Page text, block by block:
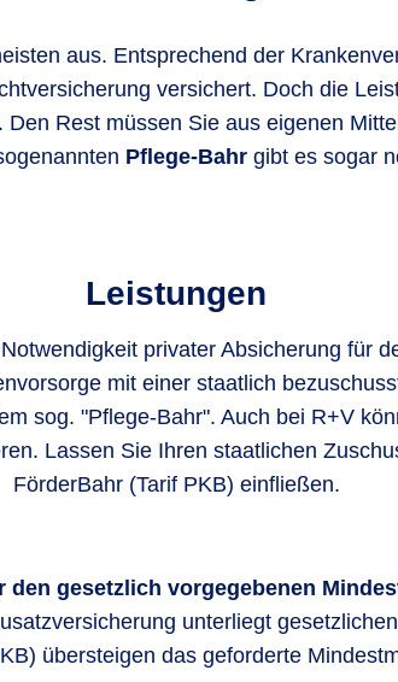
aus. Entsprechend der
versichert. Doch die
Rest müssen Sie aus eigenen
Pflege-Bahr gibt es sogar
Leistungen
privater Absicherung für
mit einer staatlich
sog. "Pflege-Bahr". Auch bei R+V
Lassen Sie Ihren staatlichen
FörderBahr (Tarif PKB) einfließen.
den gesetzlich vorgegebenen
unterliegt
übersteigen das geforderte